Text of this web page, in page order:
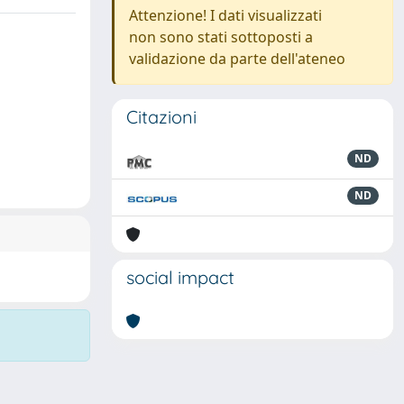
Attenzione! I dati visualizzati
non sono stati sottoposti a
validazione da parte dell'ateneo
Citazioni
ND
ND
social impact